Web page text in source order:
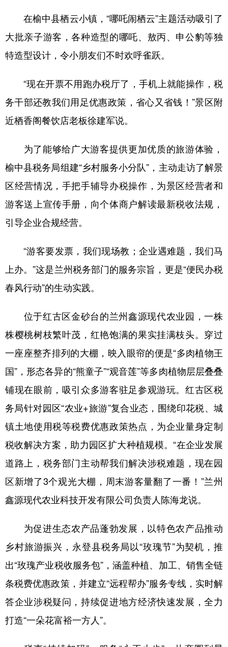
在榆中县栖云小镇，“哪吒闹栖云”主题活动吸引了
大批亲子游客，各种造型的哪吒、敖丙、申公豹等独
特造型设计，令小朋友们不时欢呼雀跃。
“现在开票不用跑办税厅了，手机上就能操作，税
务干部还教我们用足优惠政策，省心又省钱！”景区附
近栖香阁餐饮店老板徐建军说。
为了能够给广大游客提供更加优质的旅游体验，
榆中县税务局组建“乡村服务小分队”，主动走访了解景
区经营情况，手把手辅导办税操作，为景区经营者和
游客送上宣传手册，向个体商户解读最新税收法规，
引导企业合规经营。
“游客要发票，我们现场教；企业遇难题，我们马
上办。”这是兰州税务部门的服务宗旨，更是“便民办税
春风行动”的生动实践。
位于红古区金砂台的兰州鑫源现代农业园，一株
株樱桃树枝繁叶茂，红艳饱满的果实挂满枝头。穿过
一座座整齐排列的大棚，映入眼帘的便是“多肉植物王
国”，形态各异的“熊童子”“观音莲”等多肉植物层层叠叠
铺现在眼前，吸引众多游客驻足参观游玩。红古区税
务局针对园区“农业+旅游”复合业态，围绕印花税、城
镇土地使用税等税费优惠政策热点，为企业量身定制
税收解决方案，助力园区扩大种植规模。“在企业发展
道路上，税务部门主动帮我们解决涉税难题，现在园
区新增了3个观光大棚，周末游客量翻了一番！”兰州
鑫源现代农业科技开发有限公司负责人陈海龙说。
为促进生态农产品蓬勃发展，以特色农产品推动
乡村旅游振兴，永登县税务局以“玫瑰节”为契机，推
出“玫瑰产业税收服务包”，涵盖种植、加工、销售全链
条税费优惠政策，并建立“远程帮办”服务专线，实时解
答企业涉税疑问，持续促进地方经济快速发展，全力
打造“一朵花富裕一方人”。